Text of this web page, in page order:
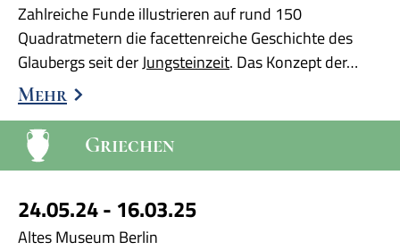
Zahlreiche Funde illustrieren auf rund 150
Quadratmetern die facettenreiche Geschichte des
Glaubergs seit derJungsteinzeit. Das Konzept der…
Mehr
Griechen
24.05.24 - 16.03.25
Altes Museum Berlin